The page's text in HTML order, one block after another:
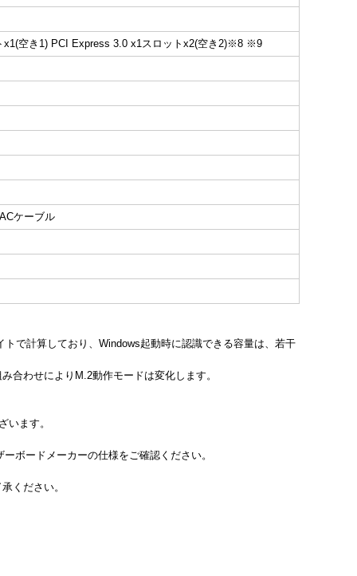
空き1) PCI Express 3.0 x1スロットx2(空き2)※8 ※9
ケーブル
で計算しており、Windows起動時に認識できる容量は、若干
わせによりM.2動作モードは変化します。
ます。
ボードメーカーの仕様をご確認ください。
ください。